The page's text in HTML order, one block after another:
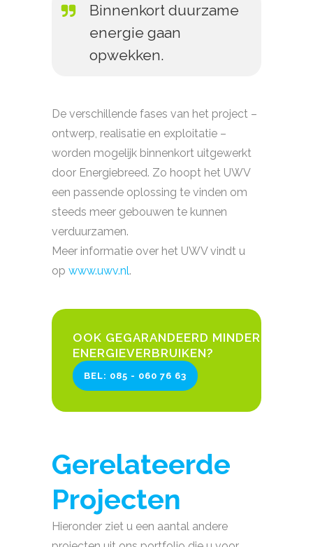
Binnenkort duurzame
energie gaan
opwekken.
De verschillende fases van het project –
ontwerp, realisatie en exploitatie –
worden mogelijk binnenkort uitgewerkt
door Energiebreed. Zo hoopt het UWV
een passende oplossing te vinden om
steeds meer gebouwen te kunnen
verduurzamen.
Meer informatie over het UWV vindt u
op www.uwv.nl.
OOK GEGARANDEERD MINDER
ENERGIEVERBRUIKEN?
BEL: 085 - 060 76 63
Gerelateerde
Projecten
Hieronder ziet u een aantal andere